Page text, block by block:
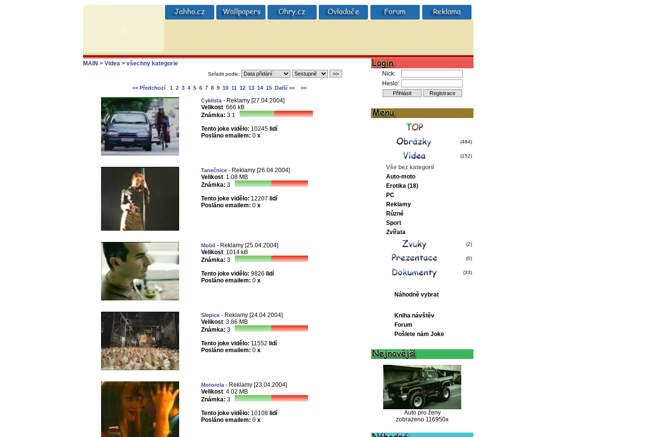
MAIN > Videa > všechny kategorie
Nick:
Heslo:
(484)
(152)
Vše bez kategorií
Auto-moto
Erotika (18)
PC
Reklamy
Různé
Sport
Zvířata
(2)
(0)
(33)
Náhodně vybrat
Kniha návštěv
Forum
Pošlete nám Joke
Auto pro ženy
zobrazeno 116950x
Seřadit podle:
<< Předchozí 1 2 3 4 5 6 7 8 9 10 11 12 13 14 15 Další >> >>
Cyklista- Reklamy [27.04.2004]
Velikost: 666 kB
Známka: 3.1
Tento joke vidělo: 10245 lidí
Posláno emailem: 0 x
Tanečnice- Reklamy [26.04.2004]
Velikost: 1.08 MB
Známka: 3
Tento joke vidělo: 12207 lidí
Posláno emailem: 0 x
Mobil- Reklamy [25.04.2004]
Velikost: 1014 kB
Známka: 3
Tento joke vidělo: 9826 lidí
Posláno emailem: 0 x
Slepice- Reklamy [24.04.2004]
Velikost: 3.86 MB
Známka: 3
Tento joke vidělo: 11552 lidí
Posláno emailem: 0 x
Motorola- Reklamy [23.04.2004]
Velikost: 4.02 MB
Známka: 3
Tento joke vidělo: 10108 lidí
Posláno emailem: 0 x